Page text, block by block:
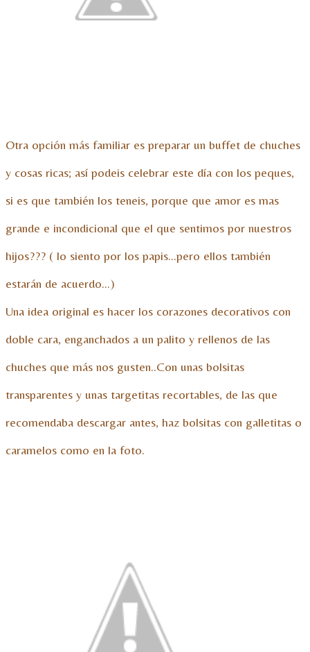
Otra opción más familiar es preparar un buffet de chuches
y cosas ricas; así podeis celebrar este día con los peques,
si es que también los teneis, porque que amor es mas
grande e incondicional que el que sentimos por nuestros
hijos??? ( lo siento por los papis…pero ellos también
estarán de acuerdo…)
Una idea original es hacer los corazones decorativos con
doble cara, enganchados a un palito y rellenos de las
chuches que más nos gusten..Con unas bolsitas
transparentes y unas targetitas recortables, de las que
recomendaba descargar antes, haz bolsitas con galletitas o
caramelos como en la foto.